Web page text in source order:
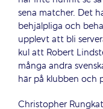
sena matcher. Det
behjälpliga och
upplevt att bli
kul att Robert
många andra
här på klubben och
Christopher